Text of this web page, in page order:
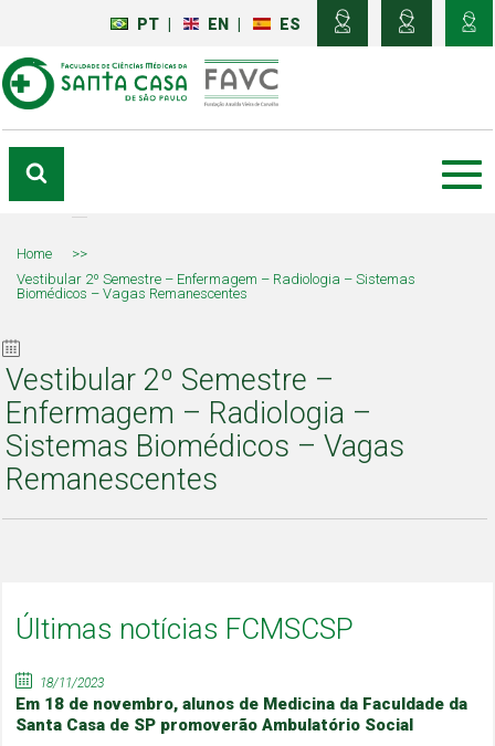
PT EN ES
Home
>>
Vestibular 2º Semestre – Enfermagem – Radiologia – Sistemas
Biomédicos – Vagas Remanescentes
Vestibular 2º Semestre –
Enfermagem – Radiologia –
Sistemas Biomédicos – Vagas
Remanescentes
Últimas notícias FCMSCSP
18/11/2023
Em 18 de novembro, alunos de Medicina da Faculdade da
Santa Casa de SP promoverão Ambulatório Social